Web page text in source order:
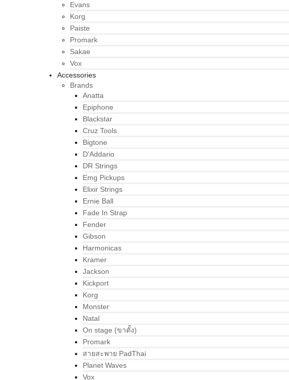
Evans
Korg
Paiste
Promark
Sakae
Vox
Accessories
Brands
Anatta
Epiphone
Blackstar
Cruz Tools
Bigtone
D’Addario
DR Strings
Emg Pickups
Elixir Strings
Ernie Ball
Fade In Strap
Fender
Gibson
Harmonicas
Kramer
Jackson
Kickport
Korg
Monster
Natal
On stage (ขาตั้ง)
Promark
สายสะพาย PadThai
Planet Waves
Vox